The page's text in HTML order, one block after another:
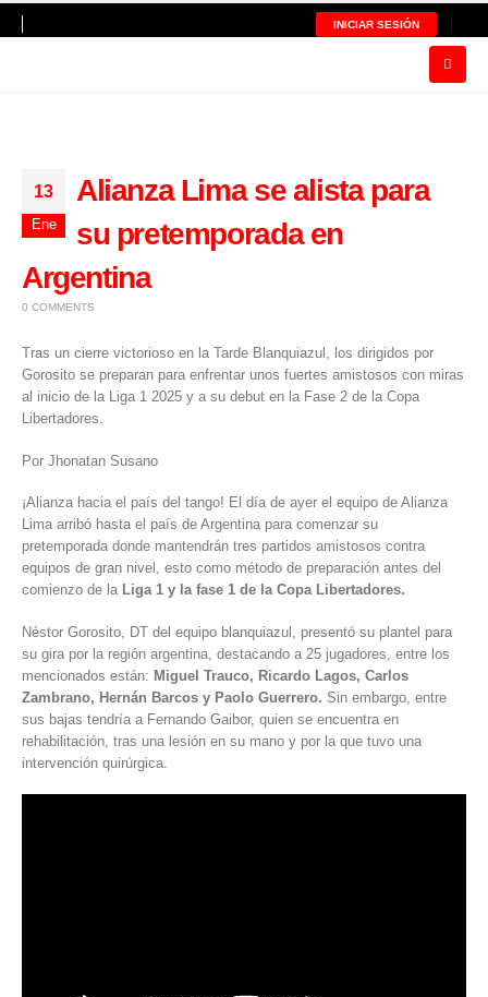
INICIAR SESIÓN
13
Ene
Alianza Lima se alista para
su pretemporada en
Argentina
0 COMMENTS
Tras un cierre victorioso en la Tarde Blanquiazul, los dirigidos por
Gorosito se preparan para enfrentar unos fuertes amistosos con miras
al inicio de la Liga 1 2025 y a su debut en la Fase 2 de la Copa
Libertadores
Por Jhonatan Susano
¡Alianza hacia el país del tango! El día de ayer el equipo de Alianza
Lima arribó hasta el país de Argentina para comenzar su
pretemporada donde mantendrán tres partidos amistosos contra
equipos de gran nivel, esto como método de preparación antes del
comienzo de la Liga 1 y la fase 1 de la Copa Libertadores.
Néstor Gorosito, DT del equipo blanquiazul, presentó su plantel para
su gira por la región argentina, destacando a 25 jugadores, entre los
mencionados están: Miguel Trauco, Ricardo Lagos, Carlos
Zambrano, Hernán Barcos y Paolo Guerrero. Sin embargo, entre
sus bajas tendría a Fernando Gaibor, quien se encuentra en
rehabilitación, tras una lesión en su mano y por la que tuvo una
intervención quirúrgica.